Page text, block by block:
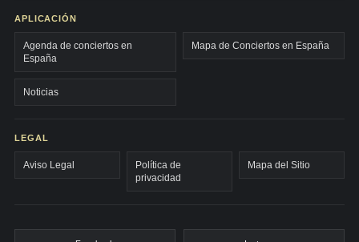
APLICACIÓN
Agenda de conciertos en
España
Mapa de Conciertos en España
Noticias
LEGAL
Aviso Legal
Política de
privacidad
Mapa del Sitio